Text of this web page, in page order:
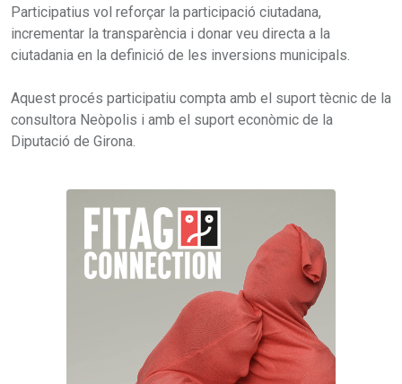
Participatius vol reforçar la participació ciutadana,
incrementar la transparència i donar veu directa a la
ciutadania en la definició de les inversions municipals.
Aquest procés participatiu compta amb el suport tècnic de la
consultora Neòpolis i amb el suport econòmic de la
Diputació de Girona.